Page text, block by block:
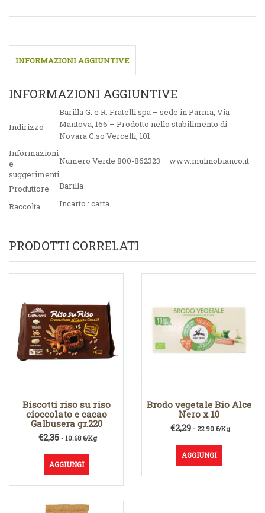
INFORMAZIONI AGGIUNTIVE
INFORMAZIONI AGGIUNTIVE
Indirizzo
Barilla G. e R. Fratelli spa – sede in Parma, Via
Mantova, 166 – Prodotto nello stabilimento di
Novara C.so Vercelli, 101
Informazioni
e
suggerimenti
Numero Verde 800-862323 – www.mulinobianco.it
Produttore
Barilla
Raccolta
Incarto : carta
PRODOTTI CORRELATI
Biscotti riso su riso
cioccolato e cacao
Galbusera gr.220
€2,35 - 10.68 €/Kg
AGGIUNGI
Brodo vegetale Bio Alce
Nero x 10
€2,29 - 22.90 €/Kg
AGGIUNGI